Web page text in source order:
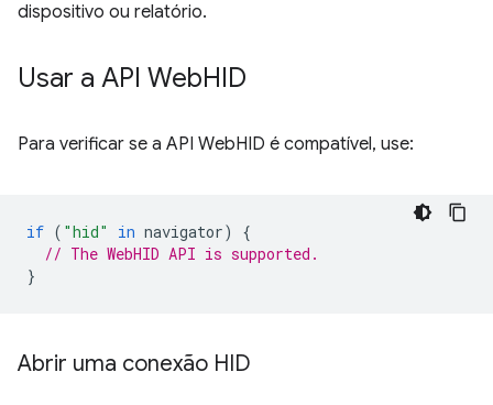
dispositivo ou relatório.
Usar a API WebHID
Para verificar se a API WebHID é compatível, use:
if ( "hid" in navigator)
{
// The WebHID API is supported.
}
Abrir uma conexão HID